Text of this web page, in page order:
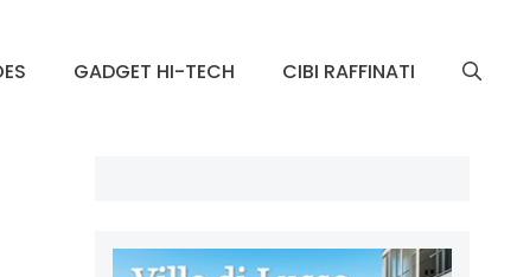
GADGET HI-TECH CIBI RAFFINATI